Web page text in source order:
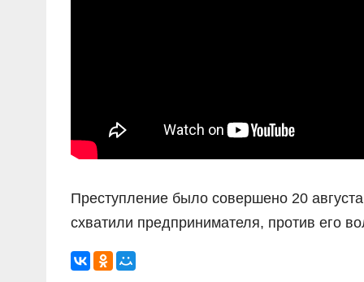
Преступление было совершено 20
схватили предпринимателя, против его